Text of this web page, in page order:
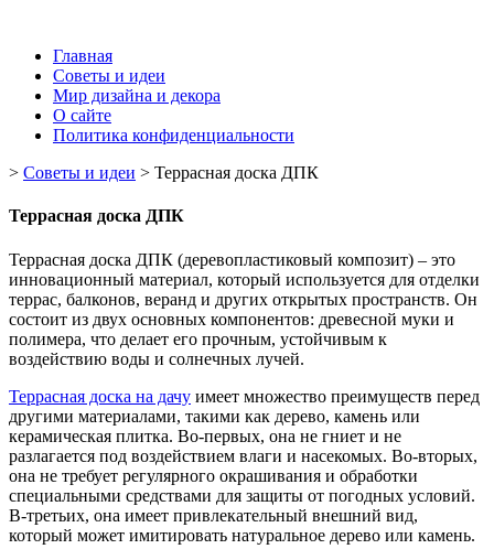
Главная
Советы и идеи
Мир дизайна и декора
О сайте
Политика конфиденциальности
> Советы и идеи > Террасная доска ДПК
Террасная доска ДПК
Террасная доска ДПК (деревопластиковый композит) – это
инновационный материал, который используется для отделки
террас, балконов, веранд и других открытых пространств. Он
состоит из двух основных компонентов: древесной муки и
полимера, что делает его прочным, устойчивым к
воздействию воды и солнечных лучей.
Террасная доска на дачу имеет множество преимуществ перед
другими материалами, такими как дерево, камень или
керамическая плитка. Во-первых, она не гниет и не
разлагается под воздействием влаги и насекомых. Во-вторых,
она не требует регулярного окрашивания и обработки
специальными средствами для защиты от погодных условий.
В-третьих, она имеет привлекательный внешний вид,
который может имитировать натуральное дерево или камень.